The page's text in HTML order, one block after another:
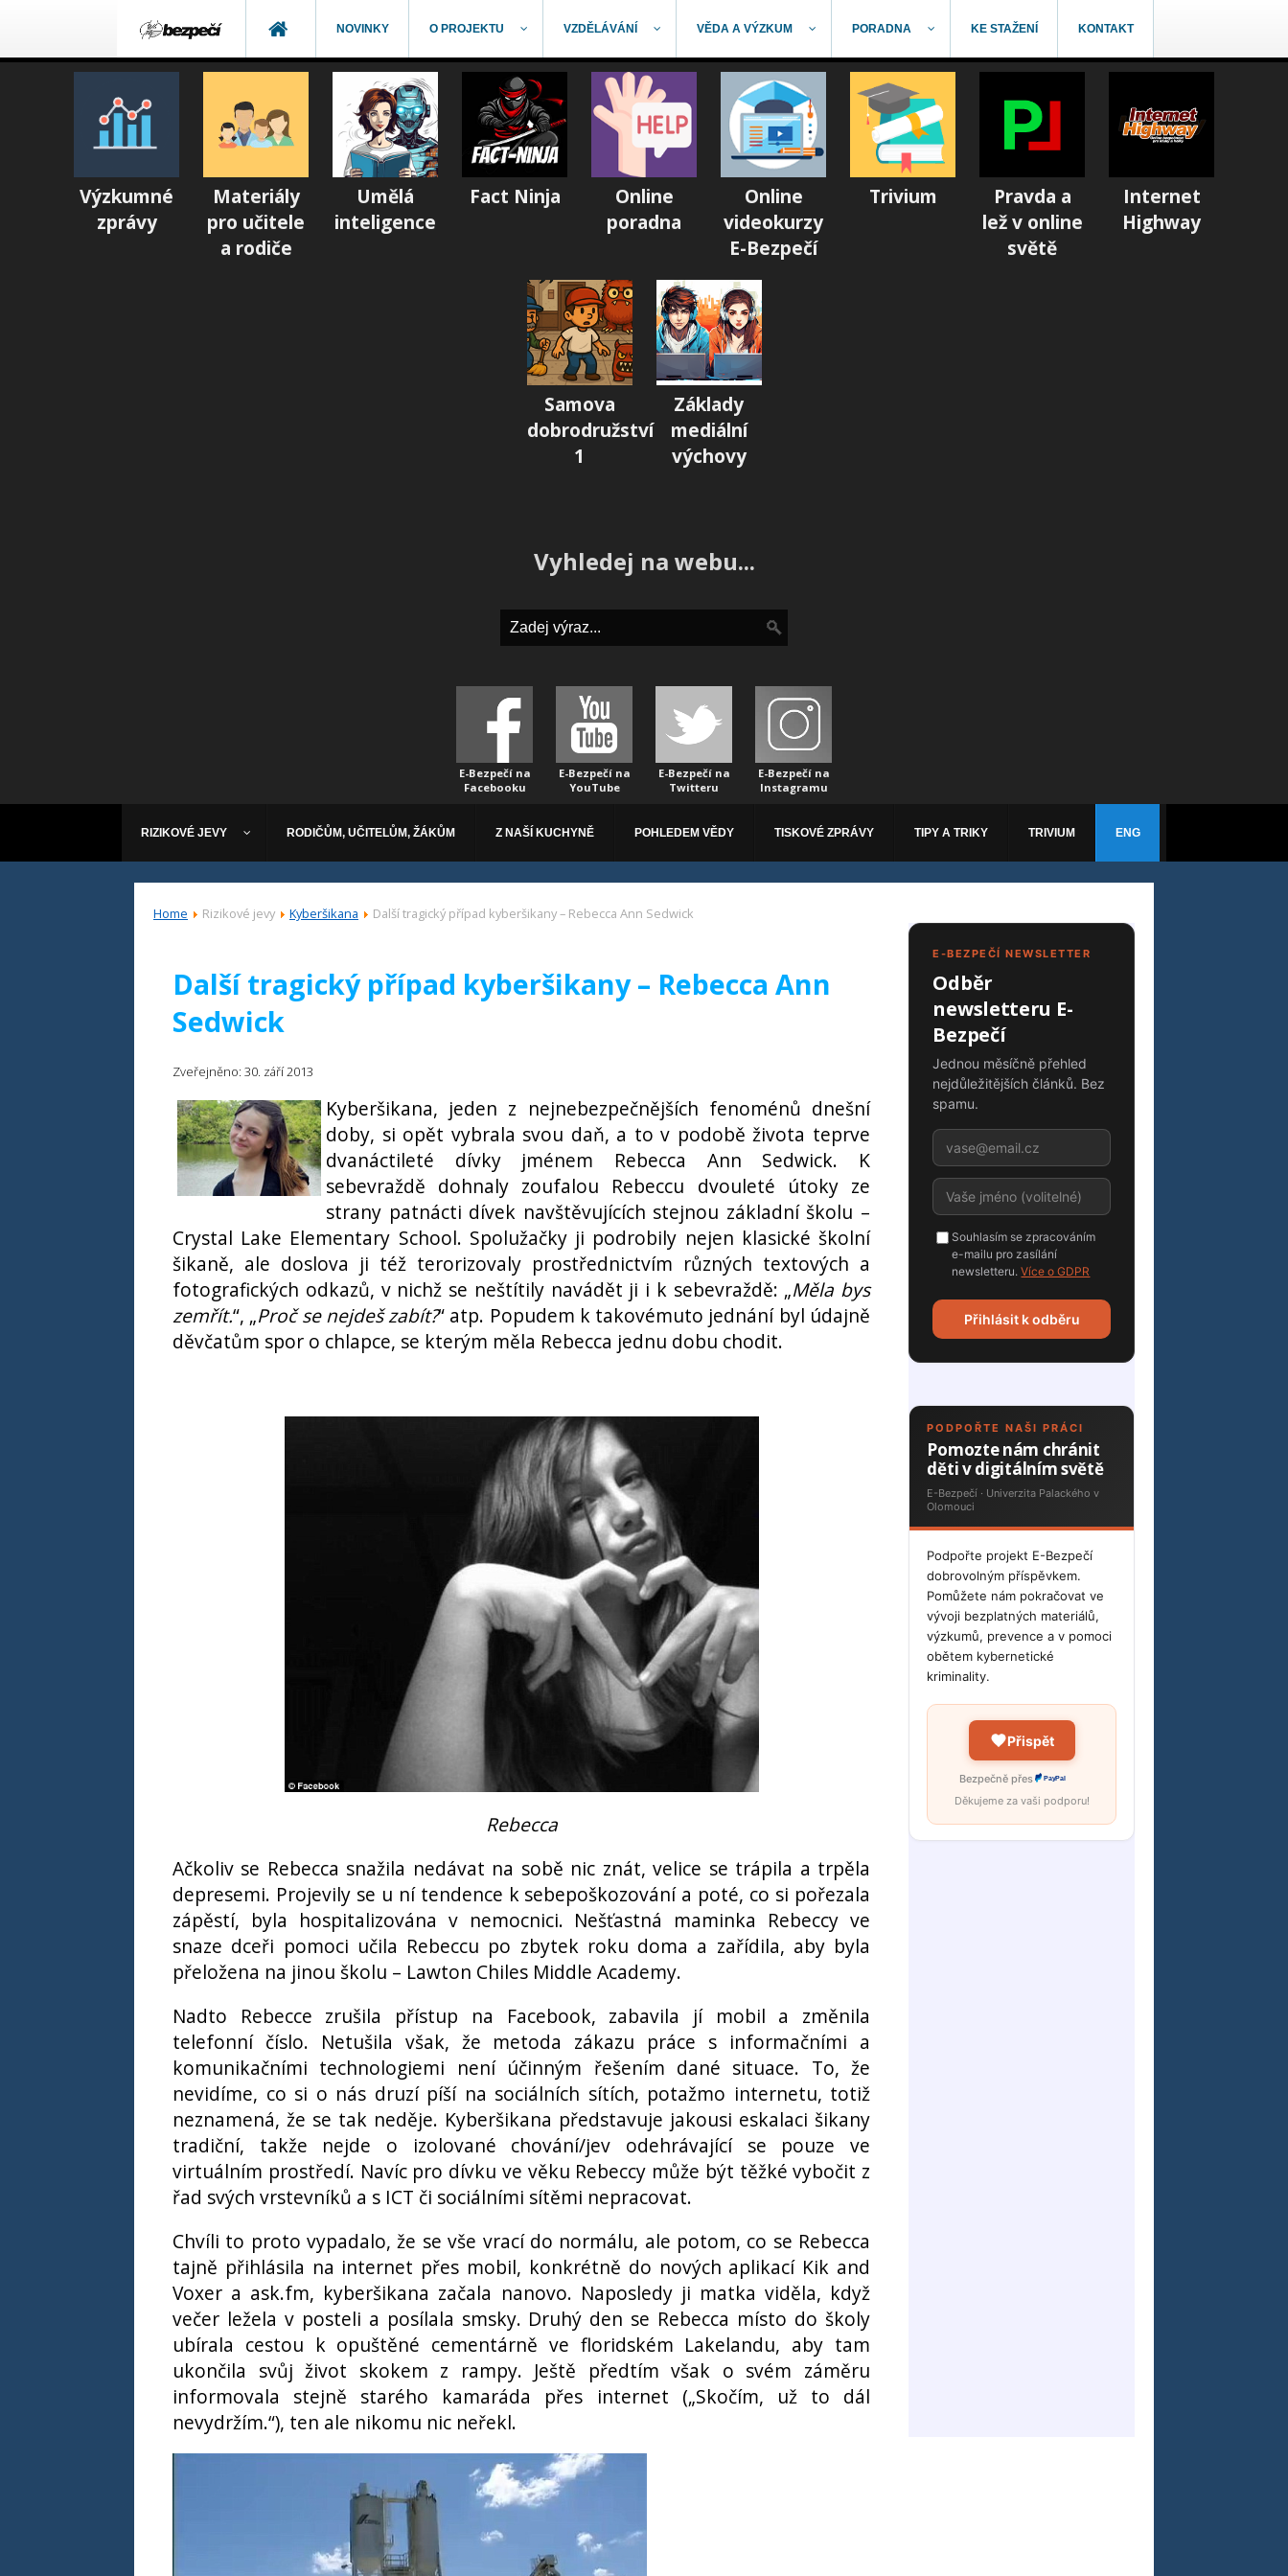
NOVINKY O PROJEKTU VZDĚLÁVÁNÍ VĚDA A VÝZKUM PORADNA KE STAŽENÍ KONTAKT
Výzkumné
zprávy
Materiály
pro učitele
a rodiče
Umělá
inteligence
Fact Ninja
Online
poradna
Online
videokurzy
E-Bezpečí
Trivium
Pravda a
lež v online
světě
Internet
Highway
Samova
dobrodružství
1
Základy
mediální
výchovy
Vyhledej na webu...
E-Bezpečí na
Facebooku
E-Bezpečí na
YouTube
E-Bezpečí na
Twitteru
E-Bezpečí na
Instagramu
RIZIKOVÉ JEVY RODIČŮM, UČITELŮM, ŽÁKŮM Z NAŠÍ KUCHYNĚ POHLEDEM VĚDY TISKOVÉ ZPRÁVY TIPY A TRIKY TRIVIUM ENG
Home Rizikové jevy Kyberšikana Další tragický případ kyberšikany – Rebecca Ann Sedwick
E-BEZPEČÍ NEWSLETTER
Odběr
newsletteru E-
Bezpečí
Jednou měsíčně přehled
nejdůležitějších článků. Bez
spamu.
Souhlasím se zpracováním
e-mailu pro zasílání
newsletteru.Více o GDPR
Přihlásit k odběru
PODPOŘTE NAŠI PRÁCI
Pomozte nám chránit
děti v digitálním světě
E-Bezpečí · Univerzita Palackého v
Olomouci
Podpořte projekt E-Bezpečí
dobrovolným příspěvkem.
Pomůžete nám pokračovat ve
vývoji bezplatných materiálů,
výzkumů, prevence a v pomoci
obětem kybernetické
kriminality.
Přispět
Bezpečně přes PayPal
Děkujeme za vaši podporu!
Další tragický případ kyberšikany – Rebecca Ann
Sedwick
Zveřejněno: 30. září 2013
Kyberšikana, jeden z nejnebezpečnějších fenoménů dnešní
doby, si opět vybrala svou daň, a to v podobě života teprve
dvanáctileté dívky jménem Rebecca Ann Sedwick. K
sebevraždě dohnaly zoufalou Rebeccu dvouleté útoky ze
strany patnácti dívek navštěvujících stejnou základní školu –
Crystal Lake Elementary School. Spolužačky ji podrobily nejen klasické školní
šikaně, ale doslova ji též terorizovaly prostřednictvím různých textových a
fotografických odkazů, v nichž se neštítily navádět ji i k sebevraždě: „Měla bys
zemřít.“, „Proč se nejdeš zabít?“ atp. Popudem k takovémuto jednání byl údajně
děvčatům spor o chlapce, se kterým měla Rebecca jednu dobu chodit.
Rebecca
Ačkoliv se Rebecca snažila nedávat na sobě nic znát, velice se trápila a trpěla
depresemi. Projevily se u ní tendence k sebepoškozování a poté, co si pořezala
zápěstí, byla hospitalizována v nemocnici. Nešťastná maminka Rebeccy ve
snaze dceři pomoci učila Rebeccu po zbytek roku doma a zařídila, aby byla
přeložena na jinou školu – Lawton Chiles Middle Academy.
Nadto Rebecce zrušila přístup na Facebook, zabavila jí mobil a změnila
telefonní číslo. Netušila však, že metoda zákazu práce s informačními a
komunikačními technologiemi není účinným řešením dané situace. To, že
nevidíme, co si o nás druzí píší na sociálních sítích, potažmo internetu, totiž
neznamená, že se tak neděje. Kyberšikana představuje jakousi eskalaci šikany
tradiční, takže nejde o izolované chování/jev odehrávající se pouze ve
virtuálním prostředí. Navíc pro dívku ve věku Rebeccy může být těžké vybočit z
řad svých vrstevníků a s ICT či sociálními sítěmi nepracovat.
Chvíli to proto vypadalo, že se vše vrací do normálu, ale potom, co se Rebecca
tajně přihlásila na internet přes mobil, konkrétně do nových aplikací Kik and
Voxer a ask.fm, kyberšikana začala nanovo. Naposledy ji matka viděla, když
večer ležela v posteli a posílala smsky. Druhý den se Rebecca místo do školy
ubírala cestou k opuštěné cementárně ve floridském Lakelandu, aby tam
ukončila svůj život skokem z rampy. Ještě předtím však o svém záměru
informovala stejně starého kamaráda přes internet („Skočím, už to dál
nevydržím.“), ten ale nikomu nic neřekl.